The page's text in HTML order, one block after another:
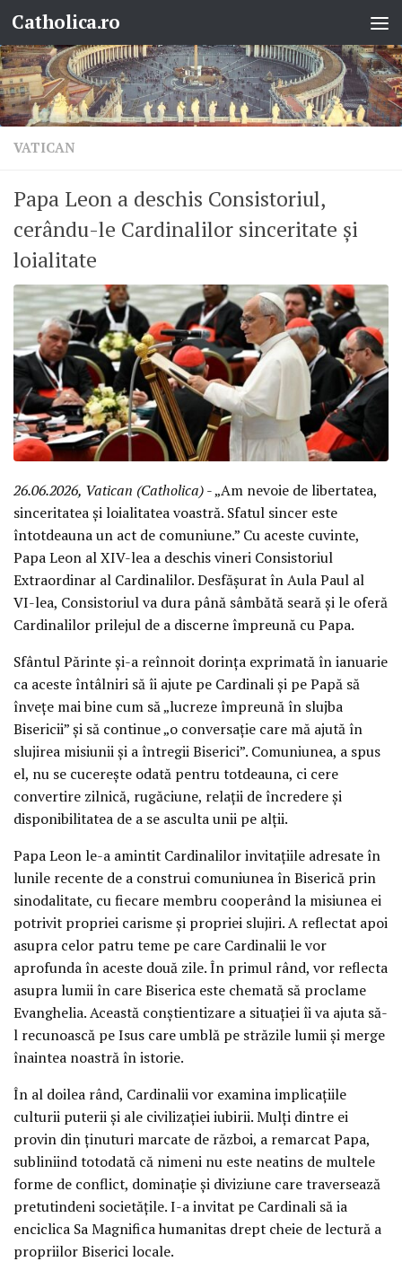
Skip to content
Catholica.ro
VATICAN
Papa Leon a deschis Consistoriul,
cerându-le Cardinalilor sinceritate și
loialitate
26.06.2026, Vatican (Catholica)- „Am nevoie de libertatea,
sinceritatea și loialitatea voastră. Sfatul sincer este
întotdeauna un act de comuniune.” Cu aceste cuvinte,
Papa Leon al XIV-lea a deschis vineri Consistoriul
Extraordinar al Cardinalilor. Desfășurat în Aula Paul al
VI-lea, Consistoriul va dura până sâmbătă seară și le oferă
Cardinalilor prilejul de a discerne împreună cu Papa.
Sfântul Părinte și-a reînnoit dorința exprimată în ianuarie
ca aceste întâlniri să îi ajute pe Cardinali și pe Papă să
învețe mai bine cum să „lucreze împreună în slujba
Bisericii” și să continue „o conversație care mă ajută în
slujirea misiunii și a întregii Biserici”. Comuniunea, a spus
el, nu se cucerește odată pentru totdeauna, ci cere
convertire zilnică, rugăciune, relații de încredere și
disponibilitatea de a se asculta unii pe alții.
Papa Leon le-a amintit Cardinalilor invitațiile adresate în
lunile recente de a construi comuniunea în Biserică prin
sinodalitate, cu fiecare membru cooperând la misiunea ei
potrivit propriei carisme și propriei slujiri. A reflectat apoi
asupra celor patru teme pe care Cardinalii le vor
aprofunda în aceste două zile. În primul rând, vor reflecta
asupra lumii în care Biserica este chemată să proclame
Evanghelia. Această conștientizare a situației îi va ajuta să-
l recunoască pe Isus care umblă pe străzile lumii și merge
înaintea noastră în istorie.
În al doilea rând, Cardinalii vor examina implicațiile
culturii puterii și ale civilizației iubirii. Mulți dintre ei
provin din ținuturi marcate de război, a remarcat Papa,
subliniind totodată că nimeni nu este neatins de multele
forme de conflict, dominație și diviziune care traversează
pretutindeni societățile. I-a invitat pe Cardinali să ia
enciclica Sa Magnifica humanitas drept cheie de lectură a
propriilor Biserici locale.